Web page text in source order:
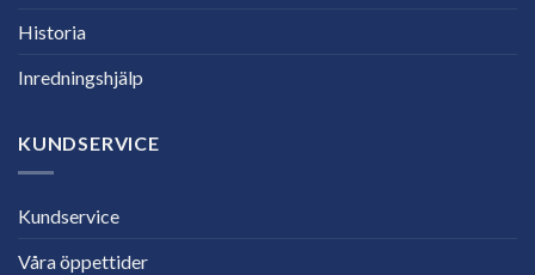
Historia
Inredningshjälp
KUNDSERVICE
Kundservice
Våra öppettider